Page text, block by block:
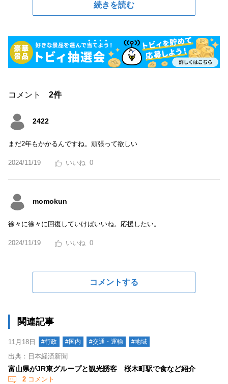
続きを読む
コメント 2件
2422
まだ2年もかかるんですね。頑張って欲しい
2024/11/19 0
momokun
徐々に徐々に回復していけばいいね。応援したい。
2024/11/19 0
コメントする
関連記事
11月18日 #行政 #国内 #交通・運輸 #地域
出典：日本経済新聞
富山県がJR東グループと観光誘客 桜木町駅で食など紹介
2 コメント